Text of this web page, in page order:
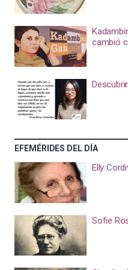
cambió
EFEMÉRIDES DEL DÍA
Elly
Sofie